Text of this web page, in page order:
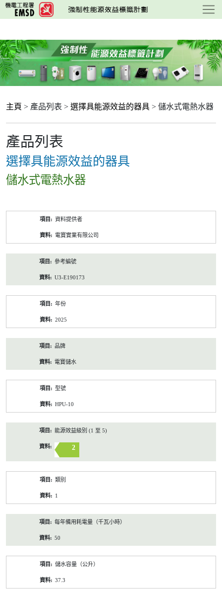
跳
至
要
內
容
主頁 > 產品列表 > 選擇具能源效益的器具 > 儲水式電熱水器
產品列表
選擇具能源效益的器具
儲水式電熱水器
資料提供者
電寶實業有限公司
參考編號
U3-E190173
年份
2025
品牌
電寶儲水
型號
HPU-10
能源效益級別 (1 至 5)
2
類別
1
每年備用耗電量（千瓦小時）
50
儲水容量（公升）
37.3